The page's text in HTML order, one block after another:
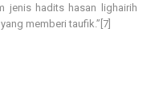
jenis hadits hasan lighairih
memberi taufik.”[7]